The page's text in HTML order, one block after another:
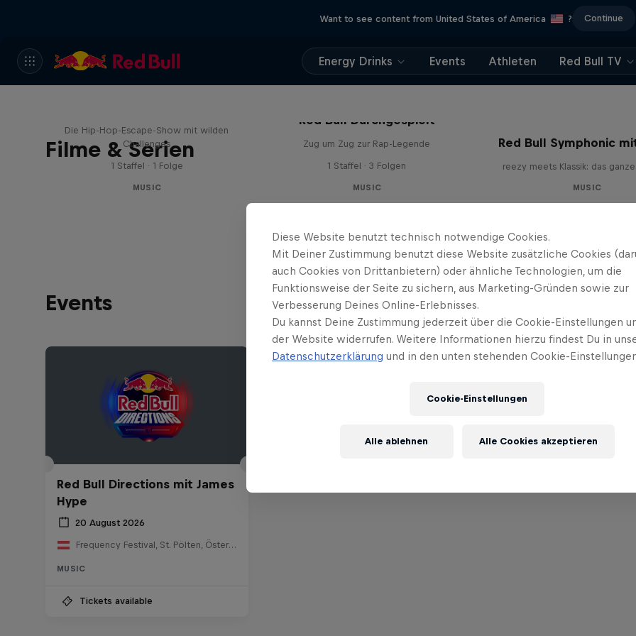
Want to see content from United States of America ? Continue
Energy Drinks Events Athleten Red Bull TV
Filme & Serien
Die Hip-Hop-Escape-Show mit wilden
Challenges
1 Staffel · 1 Folge
MUSIC
Red Bull Durchgespielt
Zug um Zug zur Rap-Legende
1 Staffel · 3 Folgen
MUSIC
Red Bull Symphonic
reezy meets Klassik: das
MUSIC
Events
Red Bull Directions mit James
Hype
20 August 2026
Frequency Festival, St. Pölten, Österreich
MUSIC
Tickets available
Diese Website benutzt technisch notwendige Cookies.
Mit Deiner Zustimmung benutzt diese Website zusätzliche Cookies
auch Cookies von Drittanbietern) oder ähnliche Technologien, um die
Funktionsweise der Seite zu sichern, aus Marketing-Gründen sowie zur
Verbesserung Deines Online-Erlebnisses.
Du kannst Deine Zustimmung jederzeit über die Cookie-Einstellungen
der Website widerrufen. Weitere Informationen hierzu findest Du in
Datenschutzerklärung und in den unten stehenden Cookie-
Cookie-Einstellungen
Alle ablehnen Alle Cookies akzeptieren